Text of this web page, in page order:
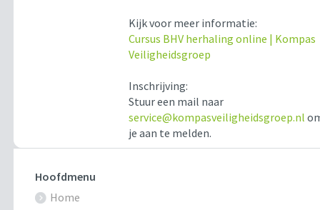
Kijk voor meer informatie:
Cursus BHV herhaling online | Kompas
Veiligheidsgroep
Inschrijving:
Stuur een mail naar
service@kompasveiligheidsgroep.nl
je aan te melden.
Hoofdmenu
Home